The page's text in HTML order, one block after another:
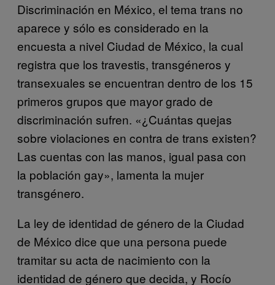
Discriminación en México, el tema trans no
aparece y sólo es considerado en la
encuesta a nivel Ciudad de México, la cual
registra que los travestis, transgéneros y
transexuales se encuentran dentro de los 15
primeros grupos que mayor grado de
discriminación sufren. «¿Cuántas quejas
sobre violaciones en contra de trans existen?
Las cuentas con las manos, igual pasa con
la población gay», lamenta la mujer
transgénero.
La ley de identidad de género de la Ciudad
de México dice que una persona puede
tramitar su acta de nacimiento con la
identidad de género que decida, y Rocío